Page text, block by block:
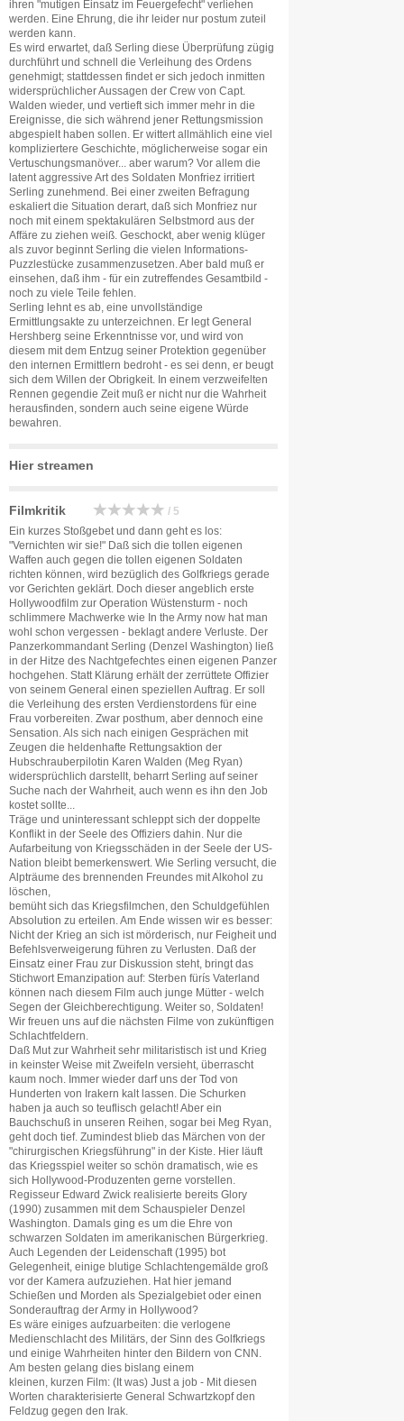
ihren "mutigen Einsatz im Feuergefecht" verliehen
werden. Eine Ehrung, die ihr leider nur postum zuteil
werden kann.
Es wird erwartet, daß Serling diese Überprüfung zügig
durchführt und schnell die Verleihung des Ordens
genehmigt; stattdessen findet er sich jedoch inmitten
widersprüchlicher Aussagen der Crew von Capt.
Walden wieder, und vertieft sich immer mehr in die
Ereignisse, die sich während jener Rettungsmission
abgespielt haben sollen. Er wittert allmählich eine viel
kompliziertere Geschichte, möglicherweise sogar ein
Vertuschungsmanöver... aber warum? Vor allem die
latent aggressive Art des Soldaten Monfriez irritiert
Serling zunehmend. Bei einer zweiten Befragung
eskaliert die Situation derart, daß sich Monfriez nur
noch mit einem spektakulären Selbstmord aus der
Affäre zu ziehen weiß. Geschockt, aber wenig klüger
als zuvor beginnt Serling die vielen Informations-
Puzzlestücke zusammenzusetzen. Aber bald muß er
einsehen, daß ihm - für ein zutreffendes Gesamtbild -
noch zu viele Teile fehlen.
Serling lehnt es ab, eine unvollständige
Ermittlungsakte zu unterzeichnen. Er legt General
Hershberg seine Erkenntnisse vor, und wird von
diesem mit dem Entzug seiner Protektion gegenüber
den internen Ermittlern bedroht - es sei denn, er beugt
sich dem Willen der Obrigkeit. In einem verzweifelten
Rennen gegendie Zeit muß er nicht nur die Wahrheit
herausfinden, sondern auch seine eigene Würde
bewahren.
Hier streamen
Filmkritik / 5
Ein kurzes Stoßgebet und dann geht es los:
"Vernichten wir sie!" Daß sich die tollen eigenen
Waffen auch gegen die tollen eigenen Soldaten
richten können, wird bezüglich des Golfkriegs gerade
vor Gerichten geklärt. Doch dieser angeblich erste
Hollywoodfilm zur Operation Wüstensturm - noch
schlimmere Machwerke wie In the Army now hat man
wohl schon vergessen - beklagt andere Verluste. Der
Panzerkommandant Serling (Denzel Washington) ließ
in der Hitze des Nachtgefechtes einen eigenen Panzer
hochgehen. Statt Klärung erhält der zerrüttete Offizier
von seinem General einen speziellen Auftrag. Er soll
die Verleihung des ersten Verdienstordens für eine
Frau vorbereiten. Zwar posthum, aber dennoch eine
Sensation. Als sich nach einigen Gesprächen mit
Zeugen die heldenhafte Rettungsaktion der
Hubschrauberpilotin Karen Walden (Meg Ryan)
widersprüchlich darstellt, beharrt Serling auf seiner
Suche nach der Wahrheit, auch wenn es ihn den Job
kostet sollte...
Träge und uninteressant schleppt sich der doppelte
Konflikt in der Seele des Offiziers dahin. Nur die
Aufarbeitung von Kriegsschäden in der Seele der US-
Nation bleibt bemerkenswert. Wie Serling versucht, die
Alpträume des brennenden Freundes mit Alkohol zu
löschen,
bemüht sich das Kriegsfilmchen, den Schuldgefühlen
Absolution zu erteilen. Am Ende wissen wir es besser:
Nicht der Krieg an sich ist mörderisch, nur Feigheit und
Befehlsverweigerung führen zu Verlusten. Daß der
Einsatz einer Frau zur Diskussion steht, bringt das
Stichwort Emanzipation auf: Sterben fürís Vaterland
können nach diesem Film auch junge Mütter - welch
Segen der Gleichberechtigung. Weiter so, Soldaten!
Wir freuen uns auf die nächsten Filme von zukünftigen
Schlachtfeldern.
Daß Mut zur Wahrheit sehr militaristisch ist und Krieg
in keinster Weise mit Zweifeln versieht, überrascht
kaum noch. Immer wieder darf uns der Tod von
Hunderten von Irakern kalt lassen. Die Schurken
haben ja auch so teuflisch gelacht! Aber ein
Bauchschuß in unseren Reihen, sogar bei Meg Ryan,
geht doch tief. Zumindest blieb das Märchen von der
"chirurgischen Kriegsführung" in der Kiste. Hier läuft
das Kriegsspiel weiter so schön dramatisch, wie es
sich Hollywood-Produzenten gerne vorstellen.
Regisseur Edward Zwick realisierte bereits Glory
(1990) zusammen mit dem Schauspieler Denzel
Washington. Damals ging es um die Ehre von
schwarzen Soldaten im amerikanischen Bürgerkrieg.
Auch Legenden der Leidenschaft (1995) bot
Gelegenheit, einige blutige Schlachtengemälde groß
vor der Kamera aufzuziehen. Hat hier jemand
Schießen und Morden als Spezialgebiet oder einen
Sonderauftrag der Army in Hollywood?
Es wäre einiges aufzuarbeiten: die verlogene
Medienschlacht des Militärs, der Sinn des Golfkriegs
und einige Wahrheiten hinter den Bildern von CNN.
Am besten gelang dies bislang einem
kleinen, kurzen Film: (It was) Just a job - Mit diesen
Worten charakterisierte General Schwartzkopf den
Feldzug gegen den Irak.